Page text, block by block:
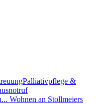
Palliativpflege &
... Wohnen an Stollmeiers